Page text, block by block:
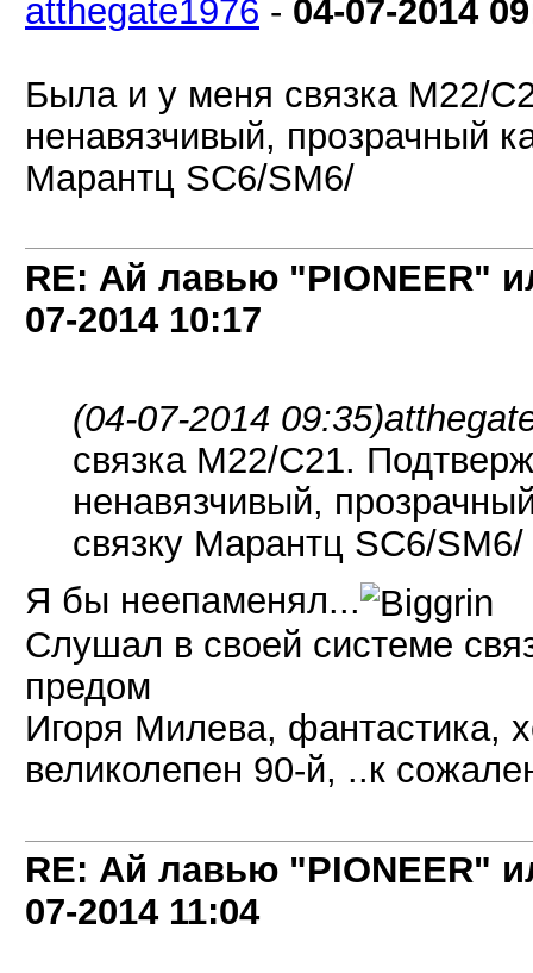
atthegate1976 - 04-07-2014
Была и у меня связка М22/
ненавязчивый, прозрачный
Марантц SC6/SM6/
RE: Ай лавью "PIONEER"
07-2014 10:17
(04-07-2014 09:35)
связка М22/С21.
ненавязчивый,
связку Марантц SC6/SM6/
Я бы неепаменял...
Слушал в своей системе
предом
Игоря Милева, фантастика,
великолепен 90-й, ..к
RE: Ай лавью "PIONEER"
07-2014 11:04